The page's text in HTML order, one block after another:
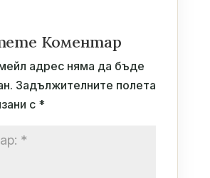
Коментар
адрес няма да бъде
Задължителните полета
с *